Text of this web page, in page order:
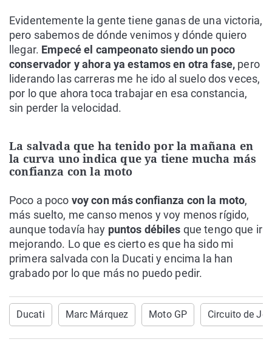
Evidentemente la gente tiene ganas de una victoria,
pero sabemos de dónde venimos y dónde quiero
llegar. Empecé el campeonato siendo un poco
conservador y ahora ya estamos en otra fase, pero
liderando las carreras me he ido al suelo dos veces,
por lo que ahora toca trabajar en esa constancia,
sin perder la velocidad.
La salvada que ha tenido por la mañana en
la curva uno indica que ya tiene mucha más
confianza con la moto
Poco a poco voy con más confianza con la moto,
más suelto, me canso menos y voy menos rígido,
aunque todavía hay puntos débiles que tengo que ir
mejorando. Lo que es cierto es que ha sido mi
primera salvada con la Ducati y encima la han
grabado por lo que más no puedo pedir.
Ducati Marc Márquez Moto GP Circuito de